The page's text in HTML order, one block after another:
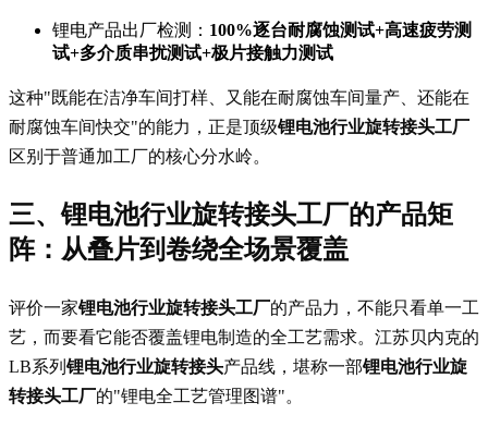
锂电产品出厂检测： 100%逐台耐腐蚀测试+高速疲劳测
试+多介质串扰测试+极片接触力测试
这种"既能在洁净车间打样、又能在耐腐蚀车间量产、还能在
耐腐蚀车间快交"的能力，正是顶级锂电池行业旋转接头工厂
区别于普通加工厂的核心分水岭。
三、锂电池行业旋转接头工厂的产品矩
阵：从叠片到卷绕全场景覆盖
评价一家锂电池行业旋转接头工厂的产品力，不能只看单一工
艺，而要看它能否覆盖锂电制造的全工艺需求。江苏贝内克的
LB系列 锂电池行业旋转接头产品线，堪称一部锂电池行业旋
转接头工厂的"锂电全工艺管理图谱"。